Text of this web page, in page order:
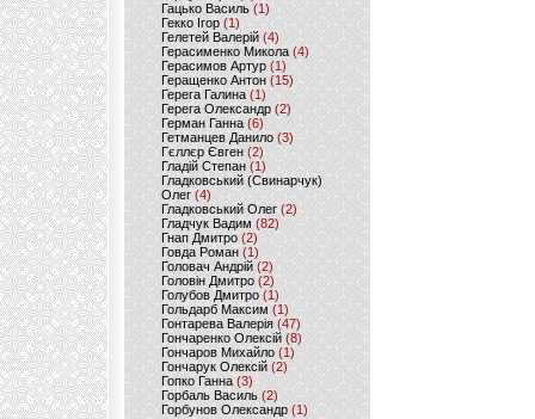
Гацько Василь (1)
Гекко Ігор(1)
Гелетей Валерій (4)
Герасименко Микола (4)
Герасимов Артур (1)
Геращенко Антон(15)
Герега Галина (1)
Герега Олександр (2)
Герман Ганна (6)
Гетманцев Данило (3)
Гєллєр Євген (2)
Гладій Степан(1)
Гладковський (Свинарчук)
Олег (4)
Гладковський Олег (2)
Гладчук Вадим (82)
Гнап Дмитро (2)
Говда Роман(1)
Головач Андрій (2)
Головін Дмитро (2)
Голубов Дмитро (1)
Гольдарб Максим(1)
Гонтарева Валерія (47)
Гончаренко Олексій(8)
Гончаров Михайло (1)
Гончарук Олексій (2)
Гопко Ганна (3)
Горбаль Василь (2)
Горбунов Олександр (1)